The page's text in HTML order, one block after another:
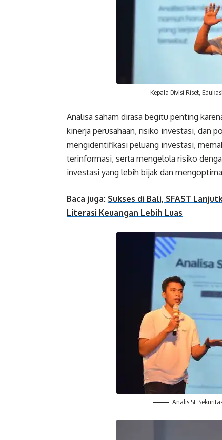
Kepala Divisi Riset,
Analisa saham dirasa begitu penting
kinerja perusahaan, risiko investasi, dan
mengidentifikasi peluang investasi,
terinformasi, serta mengelola risiko
investasi yang lebih bijak dan
Baca juga: Sukses di Bali, SFAST
Literasi Keuangan Lebih Luas
Analis SF